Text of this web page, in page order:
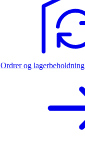
Ordrer og lagerbeholdning